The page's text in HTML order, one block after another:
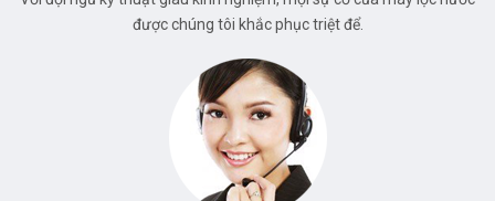
được chúng tôi khắc phục triệt để.